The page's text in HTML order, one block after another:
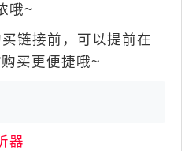
哦~
链接前，可以提前在
买更便捷哦~
器